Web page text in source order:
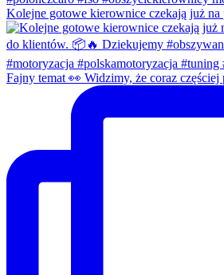
Kolejne gotowe kierownice czekają już na
Fajny temat 👀 Widzimy, że coraz częściej